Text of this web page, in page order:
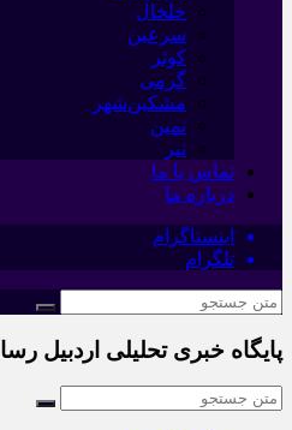
خلخال
سرعین
کوثر
گرمی
مشکین‌شهر
نمین
نیر
تماس با ما
درباره ما
اینستاگرام
تلگرام
پایگاه خبری تحلیلی اردبیل رسا